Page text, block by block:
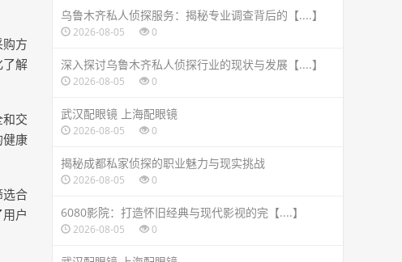
方
了解
交
健康
选合
户
乌鲁木齐私人侦探服务：揭秘专业调查背后的【....】
2026-08-05 0
深入探讨乌鲁木齐私人侦探行业的现状与发展【....】
2026-08-05 0
武汉配眼镜 上海配眼镜
2026-08-05 0
揭秘成都私家侦探的职业魅力与现实挑战
2026-08-05 0
6080影院：打造怀旧经典与现代影视的完【....】
2026-08-05 0